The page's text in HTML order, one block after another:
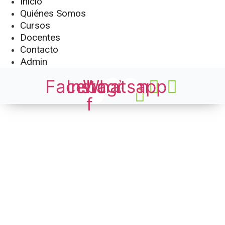
Quiénes Somos
Cursos
Docentes
Contacto
Admin
Facebook-
f
Instagram
Whatsapp